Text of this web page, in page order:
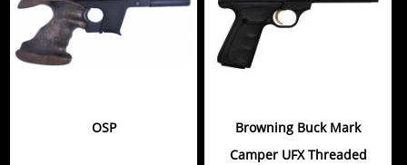
OSP
Browning Buck Mark
Camper UFX Threaded